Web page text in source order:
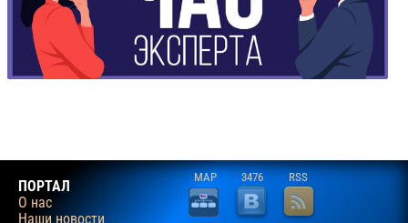
ПОРТАЛ
О нас
Наши новости
MAP 3476 RSS